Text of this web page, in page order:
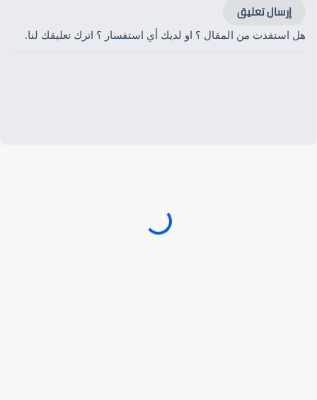
إرسال تعليق
هل استفدت من المقال ؟ او لديك أي استفسار ؟ اترك تعليقك لنا.